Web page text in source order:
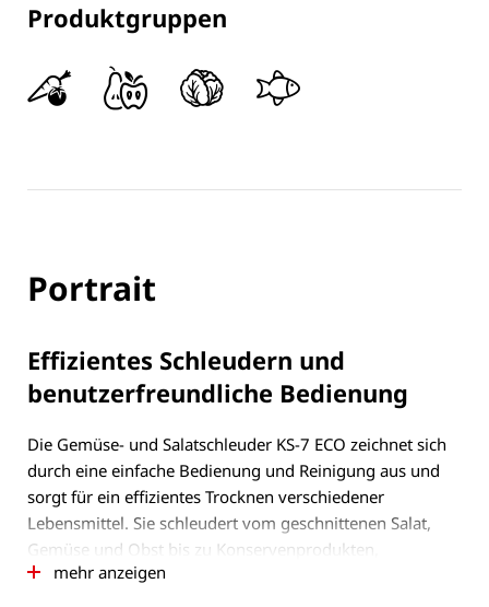
Produktgruppen
Portrait
Effizientes Schleudern und
benutzerfreundliche Bedienung
Die Gemüse- und Salatschleuder KS-7 ECO zeichnet sich
durch eine einfache Bedienung und Reinigung aus und
sorgt für ein effizientes Trocknen verschiedener
Lebensmittel. Sie schleudert vom geschnittenen Salat,
Gemüse und Obst bis zu Konservenprodukten,
eingelegten Lebensmitteln oder Kaviar eine große
mehr anzeigen